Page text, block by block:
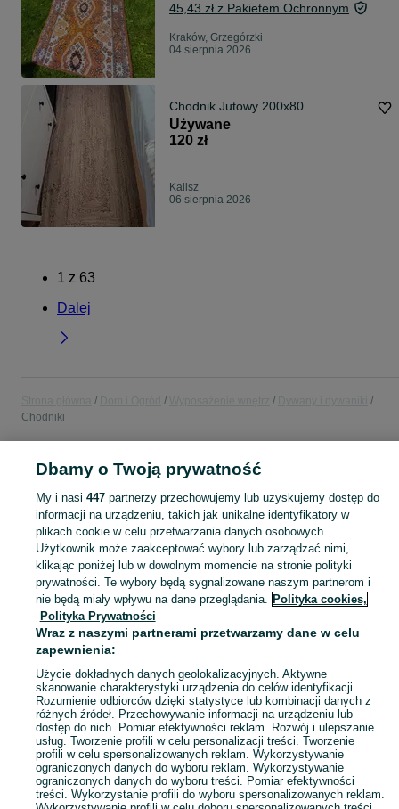
45,43 zł z Pakietem Ochronnym
Kraków, Grzegórzki
04 sierpnia 2026
Chodnik Jutowy 200x80
Używane
120 zł
Kalisz
06 sierpnia 2026
1 z 63
Dalej
Chodniki
POLSKA
KATEGORIA
Zobacz
Mapa kategorii
Mapa miejscowości
Mapa ministron
Popularne wyszukiwania
Dbamy o Twoją prywatność
My i nasi 447partnerzy przechowujemy lub uzyskujemy dostęp do
informacji na urządzeniu, takich jak unikalne identyfikatory w
plikach cookie w celu przetwarzania danych osobowych.
Użytkownik może zaakceptować wybory lub zarządzać nimi,
klikając poniżej lub w dowolnym momencie na stronie polityki
prywatności. Te wybory będą sygnalizowane naszym partnerom i
nie będą miały wpływu na dane przeglądania. Polityka cookies,
Polityka Prywatności
Wraz z naszymi partnerami przetwarzamy dane w celu
zapewnienia:
Użycie dokładnych danych geolokalizacyjnych. Aktywne
skanowanie charakterystyki urządzenia do celów identyfikacji.
Rozumienie odbiorców dzięki statystyce lub kombinacji danych z
różnych źródeł. Przechowywanie informacji na urządzeniu lub
dostęp do nich. Pomiar efektywności reklam. Rozwój i ulepszanie
usług. Tworzenie profili w celu personalizacji treści. Tworzenie
profili w celu spersonalizowanych reklam. Wykorzystywanie
ograniczonych danych do wyboru reklam. Wykorzystywanie
ograniczonych danych do wyboru treści. Pomiar efektywności
treści. Wykorzystanie profili do wyboru spersonalizowanych reklam.